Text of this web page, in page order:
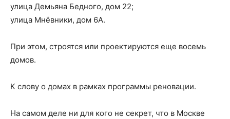
улица Демьяна Бедного, дом 22;
улица Мнёвники, дом 6А.
При этом, строятся или проектируются еще восемь
домов.
К слову о домах в рамках программы реновации.
На самом деле ни для кого не секрет, что в Москве